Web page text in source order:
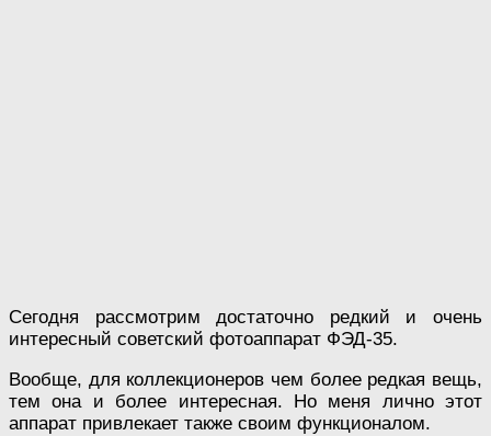
Сегодня рассмотрим достаточно редкий и очень
интересный советский фотоаппарат ФЭД-35.
Вообще, для коллекционеров чем более редкая вещь,
тем она и более интересная. Но меня лично этот
аппарат привлекает также своим функционалом.